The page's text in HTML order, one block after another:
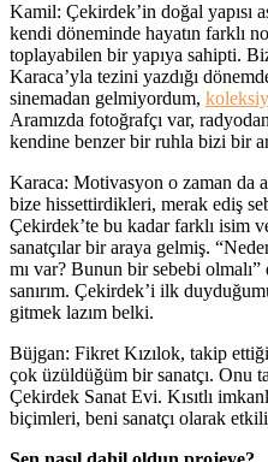
Kamil: Çekirdek’in doğal yapısı
kendi döneminde hayatın farklı
toplayabilen bir yapıya sahipti.
Karaca’yla tezini yazdığı
sinemadan gelmiyordum,
Aramızda fotoğrafçı var,
kendine benzer bir ruhla bizi bir
Karaca: Motivasyon o zaman da
bize hissettirdikleri, merak ediş
Çekirdek’te bu kadar farklı isim
sanatçılar bir araya gelmiş.
mı var? Bunun bir sebebi
sanırım. Çekirdek’i ilk
gitmek lazım belki.
Büjgan: Fikret Kızılok, takip
çok üzüldüğüm bir sanatçı. Onu
Çekirdek Sanat Evi. Kısıtlı
biçimleri, beni sanatçı olarak